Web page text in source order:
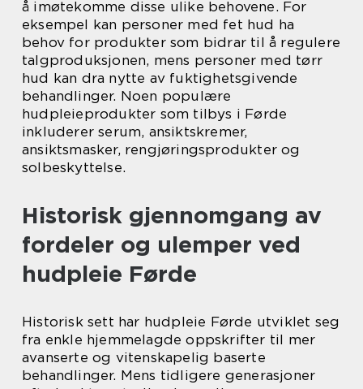
å imøtekomme disse ulike behovene. For
eksempel kan personer med fet hud ha
behov for produkter som bidrar til å regulere
talgproduksjonen, mens personer med tørr
hud kan dra nytte av fuktighetsgivende
behandlinger. Noen populære
hudpleieprodukter som tilbys i Førde
inkluderer serum, ansiktskremer,
ansiktsmasker, rengjøringsprodukter og
solbeskyttelse.
Historisk gjennomgang av
fordeler og ulemper ved
hudpleie Førde
Historisk sett har hudpleie Førde utviklet seg
fra enkle hjemmelagde oppskrifter til mer
avanserte og vitenskapelig baserte
behandlinger. Mens tidligere generasjoner